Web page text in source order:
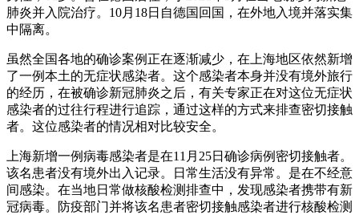
肺炎并入院治疗。10月18日自德国回国，在外地入境并落实集
中隔离。
虽然全国各地的确诊案例正在逐渐减少，在上海地区依然新增
了一例本土的无症状感染者。这个感染者本身并没有境外旅行
的经历，在被确诊新冠肺炎之后，有关专家正在对这位无症状
感染者的过往行程进行追踪，通过这样的方式来排查密切接触
者。这位感染者的情况相对比较安全。
上海新增一例病毒感染者是在11月25日确诊病例密切接触者。
该名患者没有境外出入记录。日常生活没有异常。是在不经意
间感染。在当地日常做核酸检测排查中，发现感染者携带有新
冠病毒。防疫部门并将该名患者密切接触感染者进行核酸检测